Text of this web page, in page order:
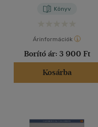
Könyv
Árinformációk
Borító ár: 3 900 Ft
Kosárba